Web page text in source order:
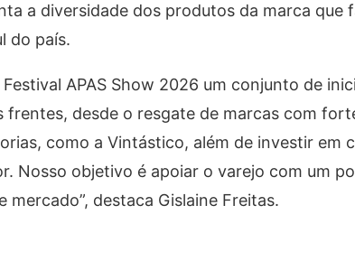
a diversidade dos produtos da marca que
do país.
APAS Show 2026 um conjunto de
frentes, desde o resgate de marcas com
como a Vintástico, além de investir em
Nosso objetivo é apoiar o varejo com um
mercado”, destaca Gislaine Freitas.